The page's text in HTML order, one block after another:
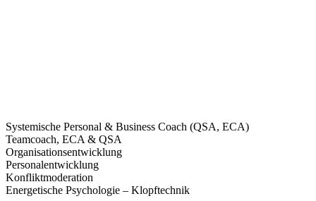
Systemische Personal & Business Coach (QSA, ECA)
Teamcoach, ECA & QSA
Organisationsentwicklung
Personalentwicklung
Konfliktmoderation
Energetische Psychologie – Klopftechnik